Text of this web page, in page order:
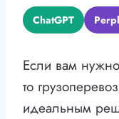
ChatGPT
Если вам
то
идеальным